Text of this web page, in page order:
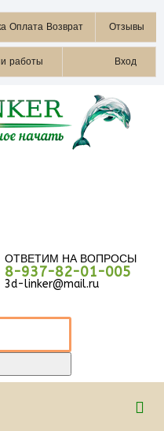
Оплата Возврат Отзывы
работы Вход
ОТВЕТИМ НА ВОПРОСЫ
8-937-82-01-005
3d-linker@mail.ru